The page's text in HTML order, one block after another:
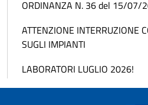
ORDINANZA N. 36 del 15/07/
ATTENZIONE INTERRUZIONE
SUGLI IMPIANTI
LABORATORI LUGLIO 2026!